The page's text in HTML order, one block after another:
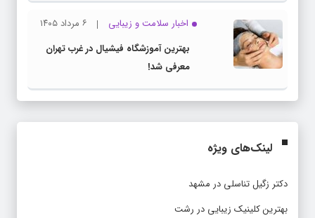
اخبار سلامت و زیبایی
۶ مرداد ۱۴۰۵
بهترین آموزشگاه فیشیال در غرب تهران
معرفی شد!
لینک‌های ویژه
دکتر زگیل تناسلی در مشهد
بهترین کلینیک زیبایی در رشت